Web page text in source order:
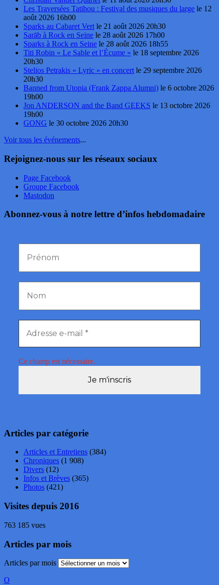
Les Traversées Tatihou : Festival des musiques du large le 12
août 2026 16h00
Sparks au Cabaret Vert le 21 août 2026 20h30
Sarāb à Rock en Seine le 28 août 2026 17h00
Sparks à Rock en Seine le 28 août 2026 18h55
Titi Robin « Le Sable et l’Écume » le 18 septembre 2026
20h30
Stelios Petrakis « Lyric » en concert le 29 septembre 2026
20h30
Banned from Utopia (Frank Zappa Alumni) le 6 octobre 2026
19h00
Jon ANDERSON and the Band GEEKS le 13 octobre 2026
19h00
GONG le 30 octobre 2026 20h30
Voir tous les événements...
Rejoignez-nous sur les réseaux sociaux
Page Facebook
Groupe Facebook
Mastodon
Abonnez-vous à notre lettre d’infos hebdomadaire
Ce champ est nécessaire.
Articles par catégorie
Articles et Entretiens (384)
Chroniques (1 908)
Divers (12)
Infos et Brèves (365)
Photos (421)
Visites depuis 2016
763 185 vues
Articles par mois
Articles par mois
O